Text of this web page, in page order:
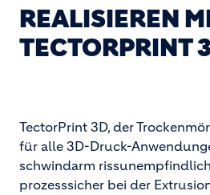
REALISIEREN
TECTORPRINT
TectorPrint 3D, der
für alle 3D-Druck-
schwindarm
prozesssicher bei der